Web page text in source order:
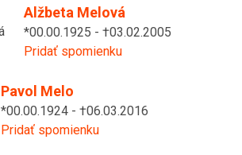
Alžbeta Melová
*00.00.1925 - †03.02.2005
Pridať spomienku
Pavol Melo
*00.00.1924 - †06.03.2016
Pridať spomienku